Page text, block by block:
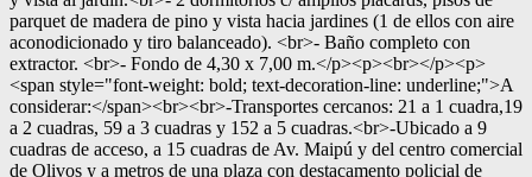
parquet de madera de pino y vista hacia jardines (1 de ellos con aire
aconodicionado y tiro balanceado). <br>- Baño completo con
extractor. <br>- Fondo de 4,30 x 7,00 m.</p><p><br></p><p>
<span style="font-weight: bold; text-decoration-line: underline;">A
considerar:</span><br><br>-Transportes cercanos: 21 a 1 cuadra,19
a 2 cuadras, 59 a 3 cuadras y 152 a 5 cuadras.<br>-Ubicado a 9
cuadras de acceso, a 15 cuadras de Av. Maipú y del centro comercial
de Olivos y a metros de una plaza con destacamento policial de